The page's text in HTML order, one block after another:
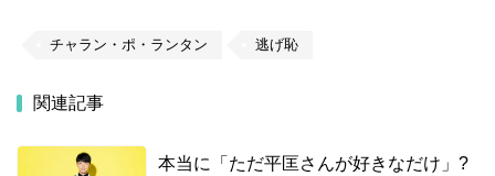
チャラン・ポ・ランタン 逃げ恥
関連記事
本当に「ただ平匡さんが好きなだけ」?